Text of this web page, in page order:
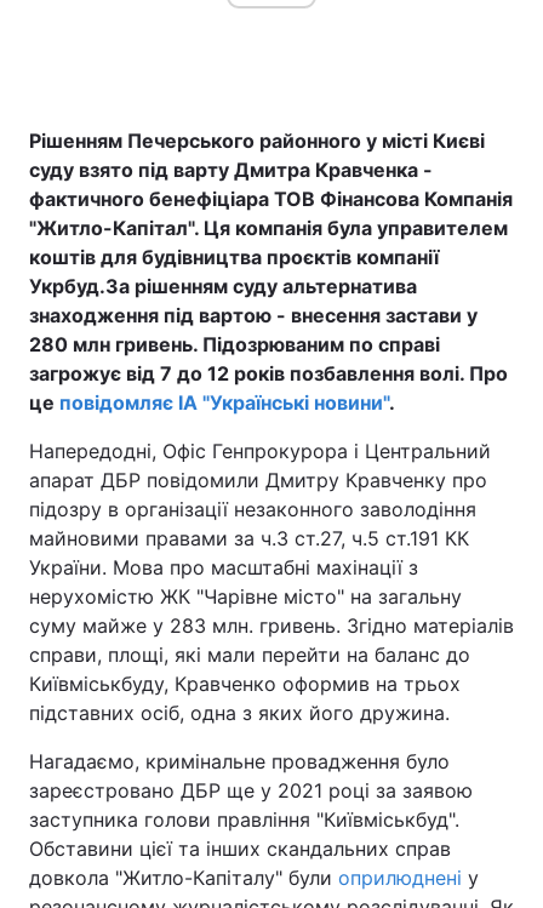
Україна Політика
Економіка Світ
Спорт Наука
Техно і зв'язок Лайт
Зброя Інциденти
Здоров'я Туризм
Цікавинки Погода
Екологія Регіони
Лонгріди
Відео з Youtube Статті
Інтерв'ю Думки
Контакти
Послуги
Рішенням Печерського районного у місті Києві
суду взято під варту Дмитра Кравченка -
фактичного бенефіціара ТОВ Фінансова Компанія
"Житло-Капітал". Ця компанія була управителем
коштів для будівництва проєктів компанії
Укрбуд.За рішенням суду альтернатива
знаходження під вартою - внесення застави у
280 млн гривень. Підозрюваним по справі
загрожує від 7 до 12 років позбавлення волі. Про
це повідомляє ІА "Українські новини".
Напередодні, Офіс Генпрокурора і Центральний
апарат ДБР повідомили Дмитру Кравченку про
підозру в організації незаконного заволодіння
майновими правами за ч.3 ст.27, ч.5 ст.191 КК
України. Мова про масштабні махінації з
нерухомістю ЖК "Чарівне місто" на загальну
суму майже у 283 млн. гривень. Згідно матеріалів
справи, площі, які мали перейти на баланс до
Київміськбуду, Кравченко оформив на трьох
підставних осіб, одна з яких його дружина.
Нагадаємо, кримінальне провадження було
зареєстровано ДБР ще у 2021 році за заявою
заступника голови правління "Київміськбуд".
Обставини цієї та інших скандальних справ
довкола "Житло-Капіталу" були оприлюднені у